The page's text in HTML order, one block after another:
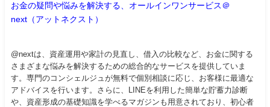
お金の疑問や悩みを解決する、オールインワンサービス＠
next（アットネクスト）
@nextは、資産運用や家計の見直し、借入の比較など、お金に関する
さまざまな悩みを解決するための総合的なサービスを提供していま
す。専門のコンシェルジュが無料で個別相談に応じ、お客様に最適な
アドバイスを行います。さらに、LINEを利用した簡単な貯蓄力診断
や、資産形成の基礎知識を学べるマガジンも用意されており、初心者